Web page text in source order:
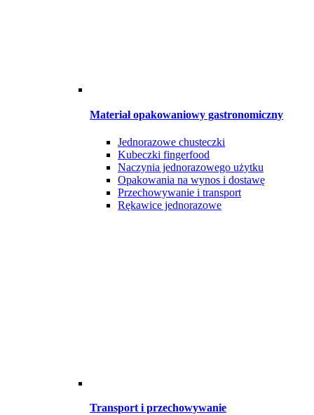
Materiał opakowaniowy gastronomiczny
Jednorazowe chusteczki
Kubeczki fingerfood
Naczynia jednorazowego użytku
Opakowania na wynos i dostawę
Przechowywanie i transport
Rękawice jednorazowe
Transport i przechowywanie